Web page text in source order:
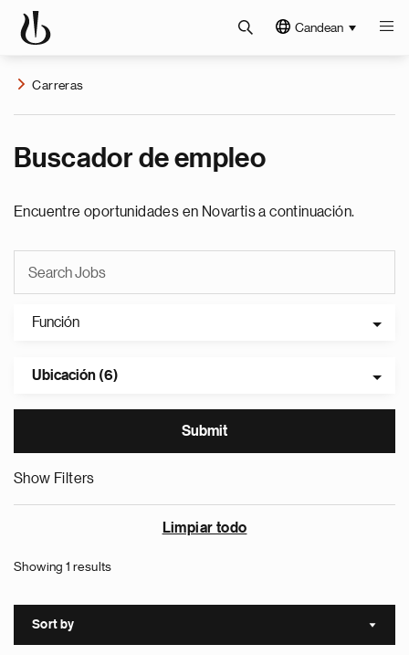
Candean
Carreras
Buscador de empleo
Encuentre oportunidades en Novartis a continuación.
Función
Ubicación (6)
Show Filters
Limpiar todo
Showing 1 results
Sort by Sort